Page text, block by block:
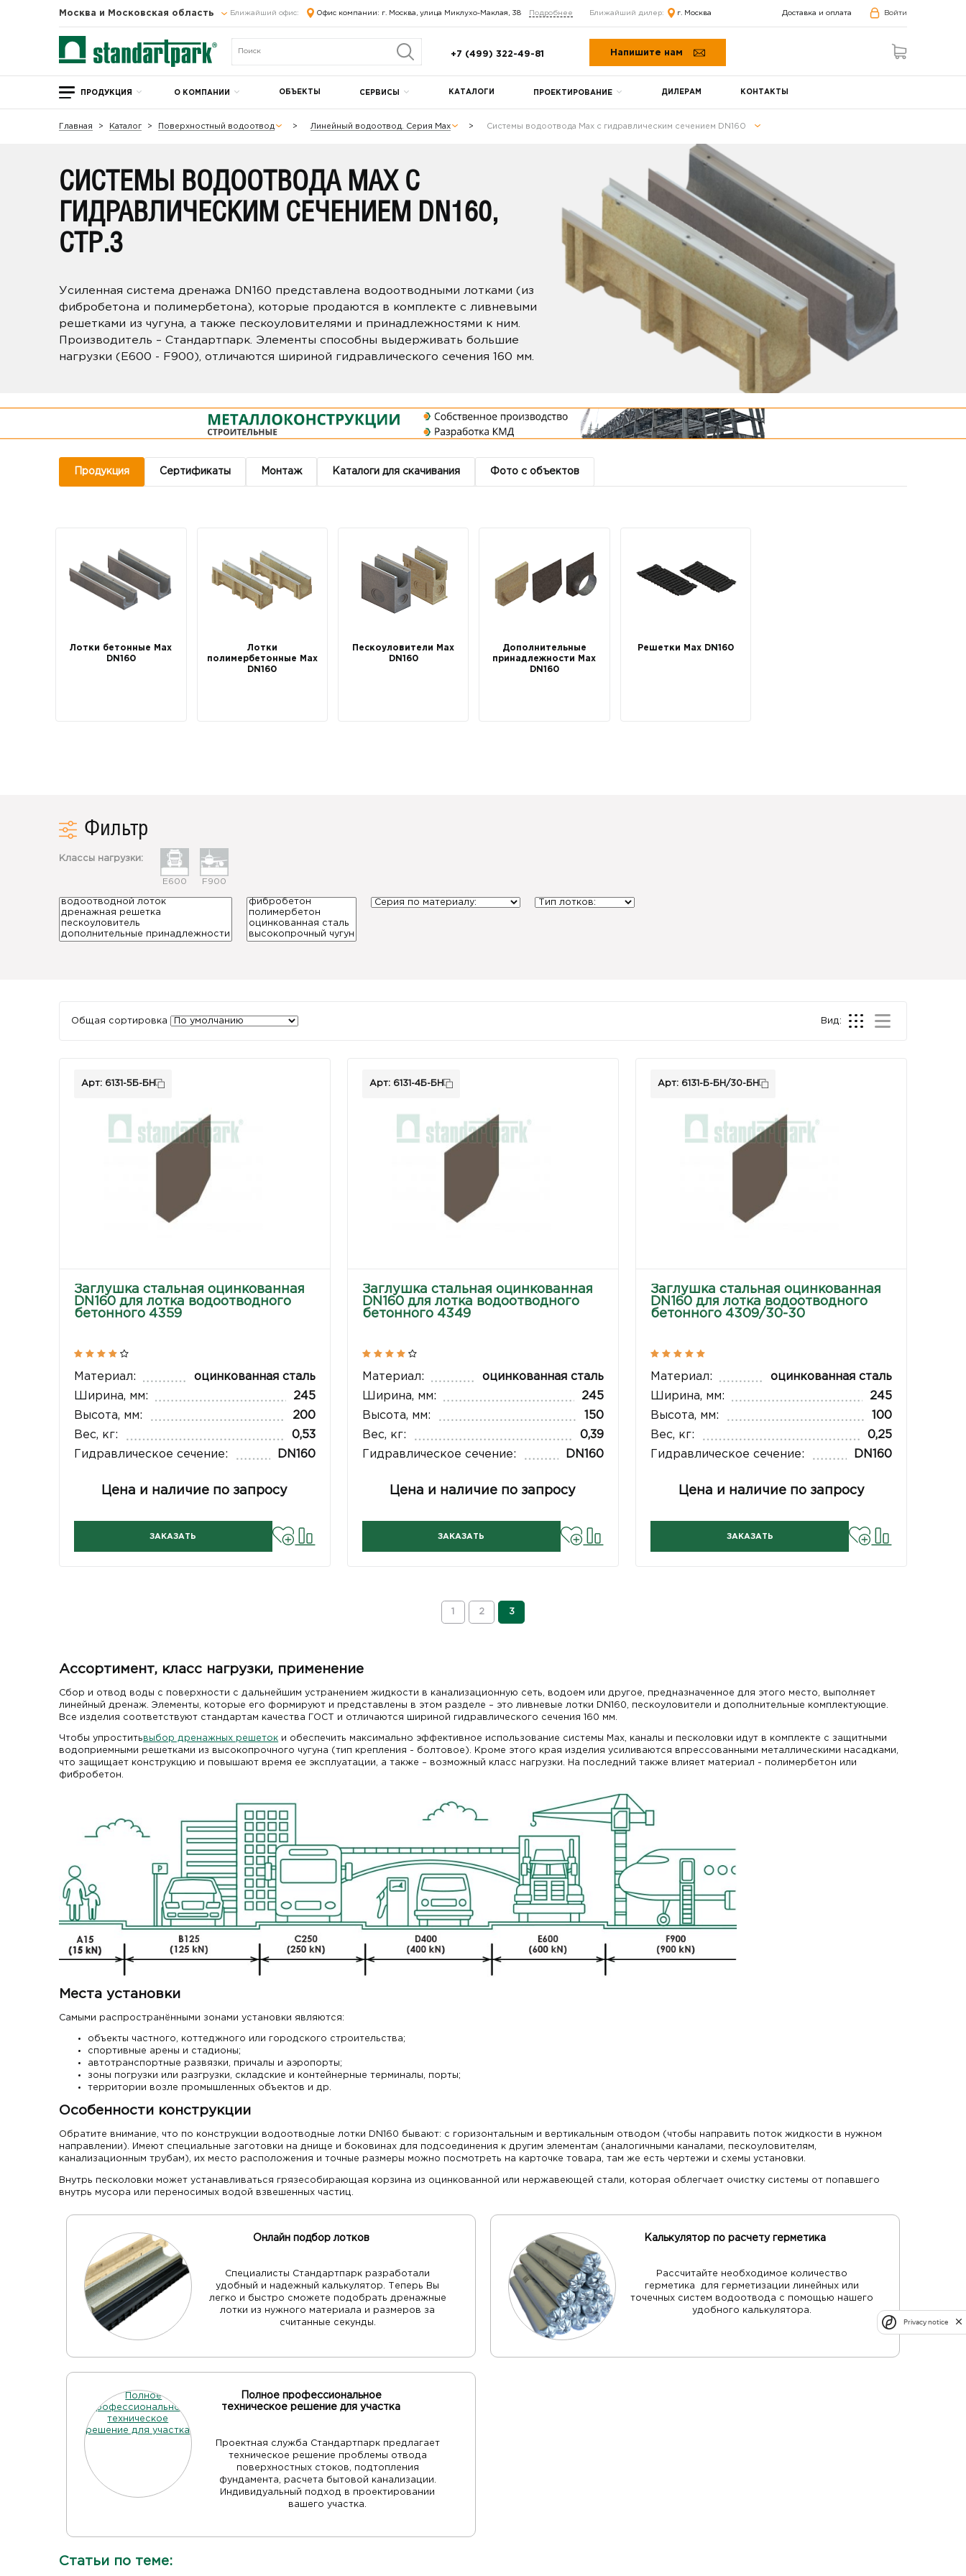
Москва и Московская область Ближайший офис: Офис компании: г. Москва, улица Миклухо-Маклая, 38 Подробнее Ближайший дилер: г. Москва Доставка и оплата Войти
+7 (499) 322-49-81 Напишите нам
ПРОДУКЦИЯ О КОМПАНИИ ОБЪЕКТЫ СЕРВИСЫ КАТАЛОГИ ПРОЕКТИРОВАНИЕ ДИЛЕРАМ КОНТАКТЫ
Главная Каталог Поверхностный водоотвод Линейный водоотвод. Серия Max Системы водоотвода Max с гидравлическим сечением DN160
СИСТЕМЫ ВОДООТВОДА MAX С
ГИДРАВЛИЧЕСКИМ СЕЧЕНИЕМ DN160,
СТР.3
Усиленная система дренажа DN160 представлена водоотводными лотками (из
фибробетона и полимербетона), которые продаются в комплекте с ливневыми
решетками из чугуна, а также пескоуловителями и принадлежностями к ним.
Производитель – Стандартпарк. Элементы способны выдерживать большие
нагрузки (E600 - F900), отличаются шириной гидравлического сечения 160 мм.
Продукция Сертификаты Монтаж Каталоги для скачивания Фото с объектов
Лотки бетонные Max
DN160
Лотки
полимербетонные Max
DN160
Пескоуловители Max
DN160
Дополнительные
принадлежности Max
DN160
Решетки Max DN160
Фильтр
Классы нагрузки:
E600 F900
Общая сортировка Вид:
Арт: 6131-5Б-БН
Заглушка стальная оцинкованная
DN160 для лотка водоотводного
бетонного 4359
Материал:
оцинкованная сталь
Ширина, мм:
245
Высота, мм:
200
Вес, кг:
0,53
Гидравлическое сечение:
DN160
Цена и наличие по запросу
ЗАКАЗАТЬ
Арт: 6131-4Б-БН
Заглушка стальная оцинкованная
DN160 для лотка водоотводного
бетонного 4349
Материал:
оцинкованная сталь
Ширина, мм:
245
Высота, мм:
150
Вес, кг:
0,39
Гидравлическое сечение:
DN160
Цена и наличие по запросу
ЗАКАЗАТЬ
Арт: 6131-Б-БН/30-БН
Заглушка стальная оцинкованная
DN160 для лотка водоотводного
бетонного 4309/30-30
Материал:
оцинкованная сталь
Ширина, мм:
245
Высота, мм:
100
Вес, кг:
0,25
Гидравлическое сечение:
DN160
Цена и наличие по запросу
ЗАКАЗАТЬ
1 2 3
Ассортимент, класс нагрузки, применение
Сбор и отвод воды с поверхности с дальнейшим устранением жидкости в канализационную сеть, водоем или другое, предназначенное для этого место, выполняет
линейный дренаж. Элементы, которые его формируют и представлены в этом разделе – это ливневые лотки DN160, пескоуловители и дополнительные комплектующие.
Все изделия соответствуют стандартам качества ГОСТ и отличаются шириной гидравлического сечения 160 мм.
Чтобы упростить выбор дренажных решеток и обеспечить максимально эффективное использование системы Max, каналы и песколовки идут в комплекте с защитными
водоприемными решетками из высокопрочного чугуна (тип крепления - болтовое). Кроме этого края изделия усиливаются впрессованными металлическими насадками,
что защищает конструкцию и повышают время ее эксплуатации, а также – возможный класс нагрузки. На последний также влияет материал - полимербетон или
фибробетон.
Места установки
Самыми распространёнными зонами установки являются:
объекты частного, коттеджного или городского строительства;
спортивные арены и стадионы;
автотранспортные развязки, причалы и аэропорты;
зоны погрузки или разгрузки, складские и контейнерные терминалы, порты;
территории возле промышленных объектов и др.
Особенности конструкции
Обратите внимание, что по конструкции водоотводные лотки DN160 бывают: с горизонтальным и вертикальным отводом (чтобы направить поток жидкости в нужном
направлении). Имеют специальные заготовки на днище и боковинах для подсоединения к другим элементам (аналогичными каналами, пескоуловителям,
канализационным трубам), их место расположения и точные размеры можно посмотреть на карточке товара, там же есть чертежи и схемы установки.
Внутрь песколовки может устанавливаться грязесобирающая корзина из оцинкованной или нержавеющей стали, которая облегчает очистку системы от попавшего
внутрь мусора или переносимых водой взвешенных частиц.
Онлайн подбор лотков
Специалисты Стандартпарк разработали
удобный и надежный калькулятор. Теперь Вы
легко и быстро сможете подобрать дренажные
лотки из нужного материала и размеров за
считанные секунды.
Калькулятор по расчету герметика
Рассчитайте необходимое количество
герметика для герметизации линейных или
точечных систем водоотвода с помощью нашего
удобного калькулятора.
Полное профессиональное
техническое решение для участка
Проектная служба Стандартпарк предлагает
техническое решение проблемы отвода
поверхностных стоков, подтопления
фундамента, расчета бытовой канализации.
Индивидуальный подход в проектировании
вашего участка.
Статьи по теме:
Privacy notice